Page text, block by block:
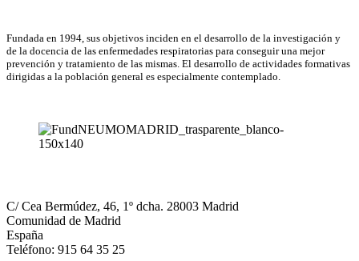
Fundada en 1994, sus objetivos inciden en el desarrollo de la investigación y
de la docencia de las enfermedades respiratorias para conseguir una mejor
prevención y tratamiento de las mismas. El desarrollo de actividades formativas
dirigidas a la población general es especialmente contemplado.
C/ Cea Bermúdez, 46, 1º dcha. 28003 Madrid
Comunidad de Madrid
España
Teléfono: 915 64 35 25